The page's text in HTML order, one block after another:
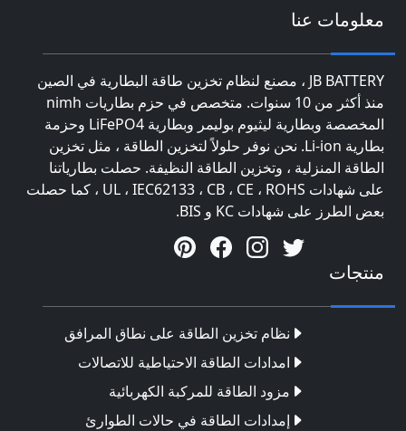
معلومات عنا
JB BATTERY ، مصنع لنظام تخزين طاقة البطارية في الصين
منذ أكثر من 10 سنوات. متخصص في حزم بطاريات nimh
المخصصة وبطارية ليثيوم بوليمر وبطارية LiFePO4 وحزمة
بطارية Li-ion. نحن نوفر حلولاً لتخزين الطاقة ، مثل تخزين
الطاقة المنزلية ، وتخزين الطاقة النظيفة. حصلت بطارياتنا
على شهادات UL ، IEC62133 ، CB ، CE ، ROHS ، كما حصلت
بعض الطرز على شهادات KC و BIS.
منتجات
نظام تخزين الطاقة على نطاق المرافق
امدادات الطاقة الاحتياطية للاتصالات
مزود الطاقة للمركبة الكهربائية
إمدادات الطاقة في حالات الطوارئ